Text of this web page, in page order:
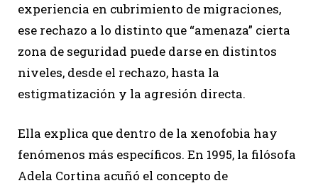
experiencia en cubrimiento de migraciones,
ese rechazo a lo distinto que “amenaza” cierta
zona de seguridad puede darse en distintos
niveles, desde el rechazo, hasta la
estigmatización y la agresión directa.
Ella explica que dentro de la xenofobia hay
fenómenos más específicos. En 1995, la filósofa
Adela Cortina acuñó el concepto de